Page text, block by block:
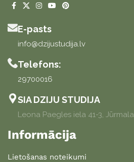
E-pasts
info@dzijustudija.lv
Telefons:
29700016
SIA DZIJU STUDIJA
Leona Paegles iela 41-3, Jūrmala
Informācija
Lietošanas noteikumi